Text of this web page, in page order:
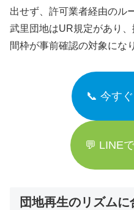
出せず、許可業者経由のル
武里団地はUR規定があり
間枠が事前確認の対象にな
📞 今す
💬 LINE
団地再生のリズム